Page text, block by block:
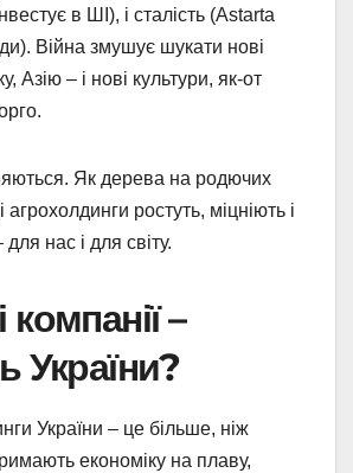
в ШІ), і сталість (Astarta
Війна змушує шукати нові
Азію – і нові культури, як-от
Як дерева на родючих
агрохолдинги ростуть, міцніють і
нас і для світу.
–
України?
України – це більше, ніж
економіку на плаву,